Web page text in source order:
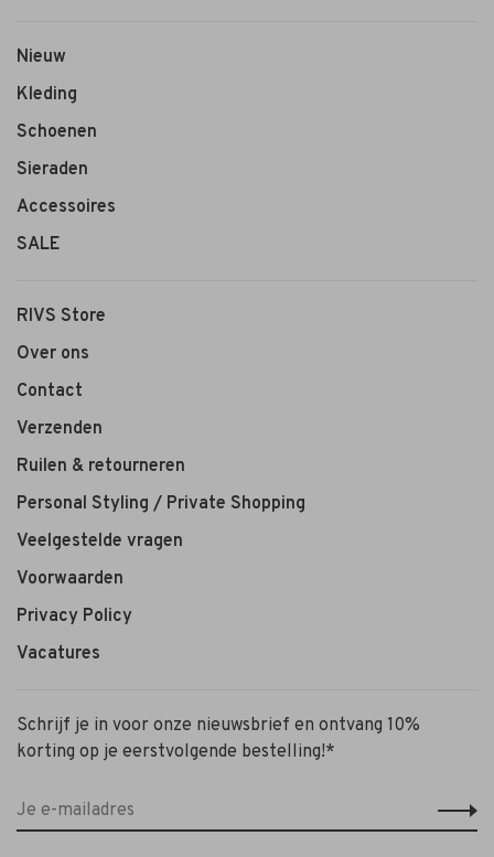
Golden
Shadow
Nieuw
Kleding
Schoenen
Sieraden
Accessoires
SALE
RIVS Store
Over ons
Contact
Verzenden
Ruilen & retourneren
Personal Styling / Private Shopping
Veelgestelde vragen
Voorwaarden
Privacy Policy
Vacatures
Schrijf je in voor onze nieuwsbrief en ontvang 10%
korting op je eerstvolgende bestelling!*